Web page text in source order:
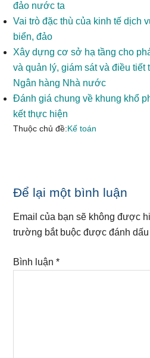
đảo nước ta
Vai trò đặc thù của kinh tế dịch
biển, đảo
Xây dựng cơ sở hạ tầng cho
và quản lý, giám sát và điều tiết
Ngân hàng Nhà nước
Đánh giá chung về khung khổ
kết thực hiện
Thuộc chủ đề:Kế toán
Reader
Interactions
Để lại một bình luận
Email của bạn sẽ không được
trường bắt buộc được đánh
Bình luận*